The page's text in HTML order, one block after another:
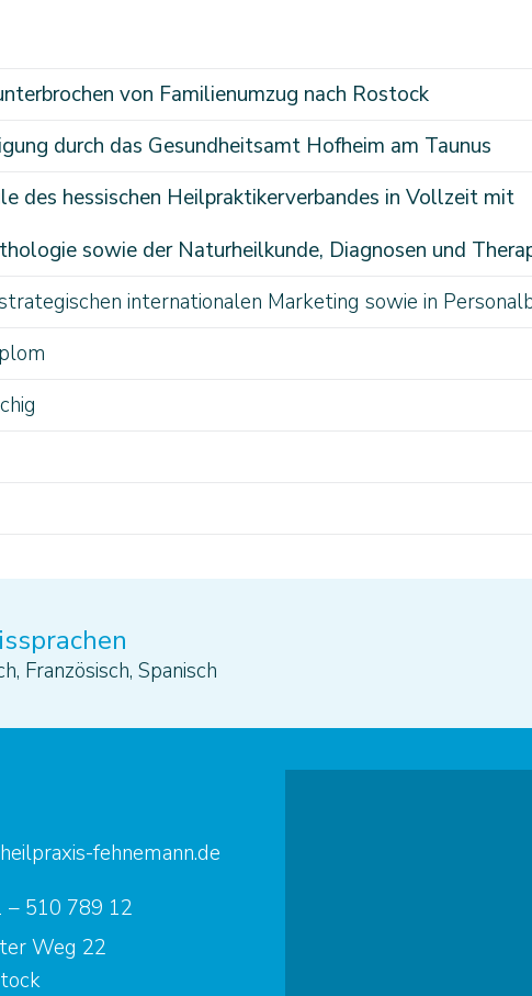
von Familienumzug nach Rostock
durch das Gesundheitsamt Hofheim am Taunus
des hessischen Heilpraktikerverbandes in Vollzeit mit
sowie der Naturheilkunde, Diagnosen und
internationalen Marketing sowie in
Französisch, Spanisch
fehnemann.de
– 510 789 12
Weg 22